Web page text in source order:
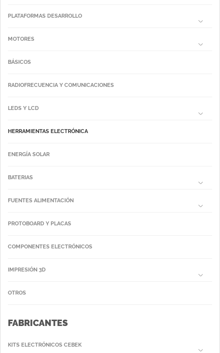
PLATAFORMAS DESARROLLO
MOTORES
BÁSICOS
RADIOFRECUENCIA Y COMUNICACIONES
LEDS Y LCD
HERRAMIENTAS ELECTRÓNICA
ENERGÍA SOLAR
BATERIAS
FUENTES ALIMENTACIÓN
PROTOBOARD Y PLACAS
COMPONENTES ELECTRÓNICOS
IMPRESIÓN 3D
OTROS
FABRICANTES
KITS ELECTRÓNICOS CEBEK